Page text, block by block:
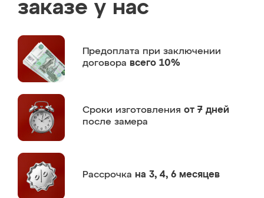
заказе у нас
Предоплата при заключении
договора всего 10%
Сроки изготовления от 7 дней
после замера
Рассрочка на 3, 4, 6 месяцев